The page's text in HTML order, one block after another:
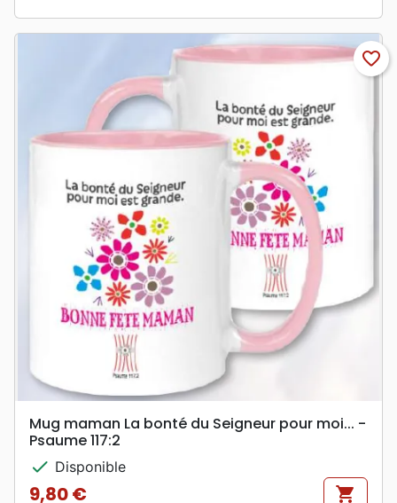
favorite_border
Mug maman La bonté du Seigneur pour moi... -
Psaume 117:2
check Disponible
9,80 € shopping_cart